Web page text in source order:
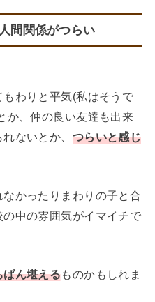
間関係がつらい
わりと平気(私はそうで
か、仲の良い友達も出来
ないとか、 つらいと感じ
かったりまわりの子と合
中の雰囲気がイマイチで
ばん堪えるものかもしれま